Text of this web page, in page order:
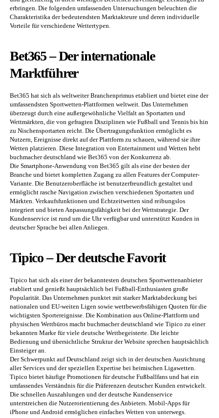
erbringen. Die folgenden umfassenden Untersuchungen beleuchten die
Charakteristika der bedeutendsten Marktakteure und deren individuelle
Vorteile für verschiedene Wettertypen.
Bet365 – Der internationale
Marktführer
Bet365 hat sich als weltweiter Branchenprimus etabliert und bietet eine der
umfassendsten Sportwetten-Plattformen weltweit. Das Unternehmen
überzeugt durch eine außergewöhnliche Vielfalt an Sportarten und
Wettmärkten, die von gefragten Disziplinen wie Fußball und Tennis bis hin
zu Nischensportarten reicht. Die Übertragungsfunktion ermöglicht es
Nutzern, Ereignisse direkt auf der Plattform zu schauen, während sie ihre
Wetten platzieren. Diese Integration von Entertainment und Wetten hebt
buchmacher deutschland wie Bet365 von der Konkurrenz ab.
Die Smartphone-Anwendung von Bet365 gilt als eine der besten der
Branche und bietet kompletten Zugang zu allen Features der Computer-
Variante. Die Benutzeroberfläche ist benutzerfreundlich gestaltet und
ermöglicht rasche Navigation zwischen verschiedenen Sportarten und
Märkten. Verkaufsfunktionen und Echtzeitwetten sind reibungslos
integriert und bieten Anpassungsfähigkeit bei der Wettstrategie. Der
Kundenservice ist rund um die Uhr verfügbar und unterstützt Kunden in
deutscher Sprache bei allen Anliegen.
Tipico – Der deutsche Favorit
Tipico hat sich als einer der bekanntesten deutschen Sportwettenanbieter
etabliert und genießt hauptsächlich bei Fußball-Enthusiasten große
Popularität. Das Unternehmen punktet mit starker Marktabdeckung bei
nationalen und EU-weiten Ligen sowie wettbewerbsfähigen Quoten für die
wichtigsten Sportereignisse. Die Kombination aus Online-Plattform und
physischen Wettbüros macht buchmacher deutschland wie Tipico zu einer
bekannten Marke für viele deutsche Wettbegeisterte. Die leichte
Bedienung und übersichtliche Struktur der Website sprechen hauptsächlich
Einsteiger an.
Der Schwerpunkt auf Deutschland zeigt sich in der deutschen Ausrichtung
aller Services und der speziellen Expertise bei heimischen Ligawetten.
Tipico bietet häufige Promotionen für deutsche Fußballfans und hat ein
umfassendes Verständnis für die Präferenzen deutscher Kunden entwickelt.
Die schnellen Auszahlungen und der deutsche Kundenservice
unterstreichen die Nutzerorientierung des Anbieters. Mobil-Apps für
iPhone und Android ermöglichen einfaches Wetten von unterwegs.